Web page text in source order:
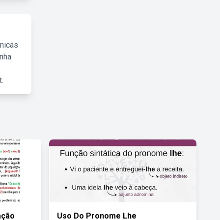
Uso Do Pronome Lhe